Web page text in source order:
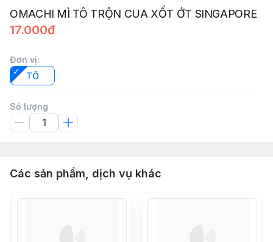
OMACHI MÌ TÔ TRỘN CUA XỐT ỚT SINGAPORE
17.000đ
Đơn vị:
TÔ
Số lượng
Các sản phẩm, dịch vụ khác